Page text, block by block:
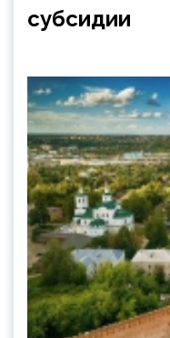
субсидии